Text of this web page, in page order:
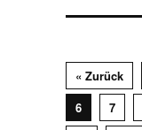
« Zurück
6
7